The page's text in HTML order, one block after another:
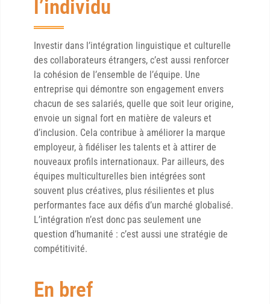
l’individu
Investir dans l’intégration linguistique et culturelle
des collaborateurs étrangers, c’est aussi renforcer
la cohésion de l’ensemble de l’équipe. Une
entreprise qui démontre son engagement envers
chacun de ses salariés, quelle que soit leur origine,
envoie un signal fort en matière de valeurs et
d’inclusion. Cela contribue à améliorer la marque
employeur, à fidéliser les talents et à attirer de
nouveaux profils internationaux. Par ailleurs, des
équipes multiculturelles bien intégrées sont
souvent plus créatives, plus résilientes et plus
performantes face aux défis d’un marché globalisé.
L’intégration n’est donc pas seulement une
question d’humanité : c’est aussi une stratégie de
compétitivité.
En bref